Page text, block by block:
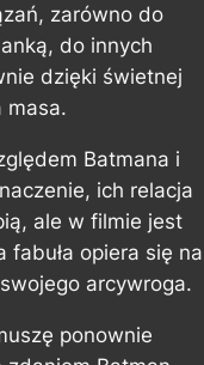
zarówno do
do innych
dzięki świetnej
masa.
Batmana i
ich relacja
ale w filmie jest
opiera się na
arcywroga.
ponownie